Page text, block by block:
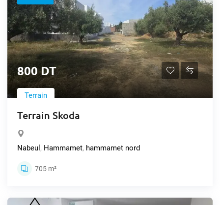
800 DT
Terrain
Terrain Skoda
Nabeul , Hammamet, hammamet nord
705 m²